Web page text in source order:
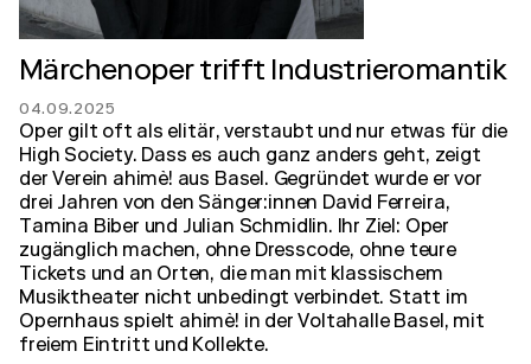
Märchenoper trifft Industrieromantik
04.09.2025
Oper gilt oft als elitär, verstaubt und nur etwas für die
High Society. Dass es auch ganz anders geht, zeigt
der Verein ahimè! aus Basel. Gegründet wurde er vor
drei Jahren von den Sänger:innen David Ferreira,
Tamina Biber und Julian Schmidlin. Ihr Ziel: Oper
zugänglich machen, ohne Dresscode, ohne teure
Tickets und an Orten, die man mit klassischem
Musiktheater nicht unbedingt verbindet. Statt im
Opernhaus spielt ahimè! in der Voltahalle Basel, mit
freiem Eintritt und Kollekte.